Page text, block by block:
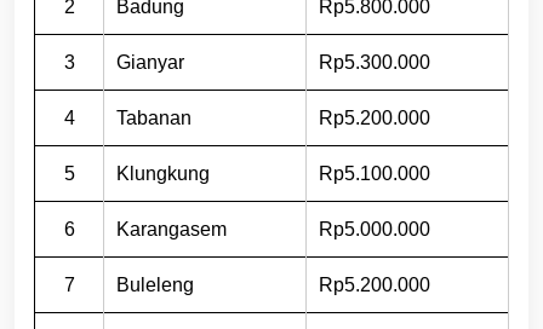
2 Badung Rp5.800.000
3 Gianyar Rp5.300.000
4 Tabanan Rp5.200.000
5 Klungkung Rp5.100.000
6 Karangasem Rp5.000.000
7 Buleleng Rp5.200.000